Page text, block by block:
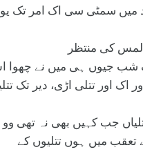
میں سمٹی سی اک امر تک
کی منتظر
شب جیوں ہی میں نے چھوا
اک اور تتلی اڑی، دیر تک
جب کہیں بھی نہ تھی وو
تعقب میں ہوں تتلیوں کے